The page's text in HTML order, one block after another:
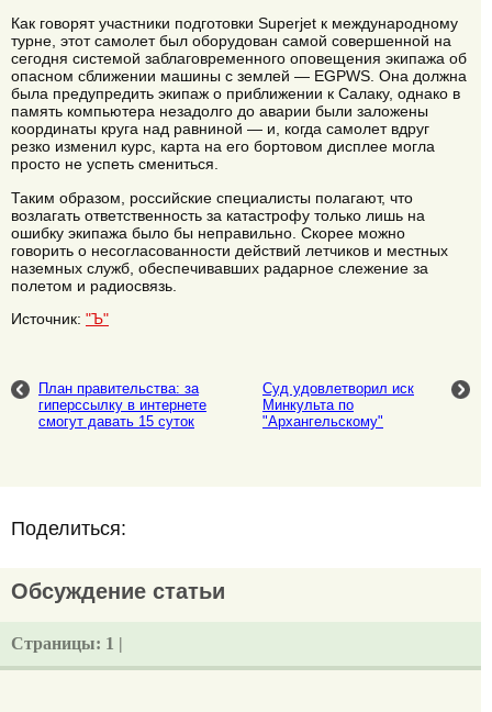
Как говорят участники подготовки Superjet к международному
турне, этот самолет был оборудован самой совершенной на
сегодня системой заблаговременного оповещения экипажа об
опасном сближении машины с землей — EGPWS. Она должна
была предупредить экипаж о приближении к Салаку, однако в
память компьютера незадолго до аварии были заложены
координаты круга над равниной — и, когда самолет вдруг
резко изменил курс, карта на его бортовом дисплее могла
просто не успеть смениться.
Таким образом, российские специалисты полагают, что
возлагать ответственность за катастрофу только лишь на
ошибку экипажа было бы неправильно. Скорее можно
говорить о несогласованности действий летчиков и местных
наземных служб, обеспечивавших радарное слежение за
полетом и радиосвязь.
Источник: "Ъ"
План правительства: за
гиперссылку в интернете
смогут давать 15 суток
Суд удовлетворил иск
Минкульта по
"Архангельскому"
Поделиться:
Обсуждение статьи
Страницы: 1 |